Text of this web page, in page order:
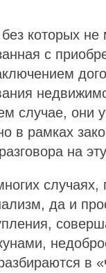
которых не
с
случае, они
в рамках
на
случаях,
да и
в